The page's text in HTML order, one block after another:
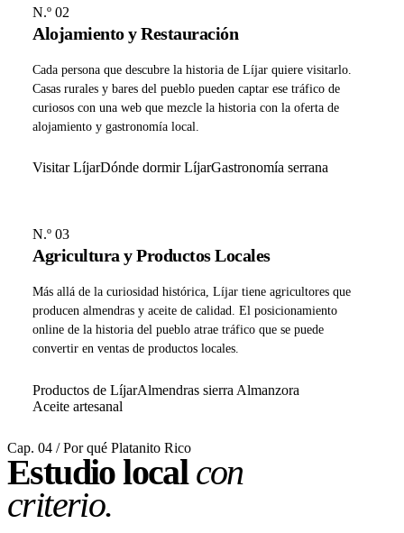
N.º 02
Alojamiento y Restauración
Cada persona que descubre la historia de Líjar quiere visitarlo.
Casas rurales y bares del pueblo pueden captar ese tráfico de
curiosos con una web que mezcle la historia con la oferta de
alojamiento y gastronomía local.
Visitar LíjarDónde dormir LíjarGastronomía serrana
N.º 03
Agricultura y Productos Locales
Más allá de la curiosidad histórica, Líjar tiene agricultores que
producen almendras y aceite de calidad. El posicionamiento
online de la historia del pueblo atrae tráfico que se puede
convertir en ventas de productos locales.
Productos de LíjarAlmendras sierra Almanzora
Aceite artesanal
Cap. 04 / Por qué Platanito Rico
Estudio localcon
criterio.